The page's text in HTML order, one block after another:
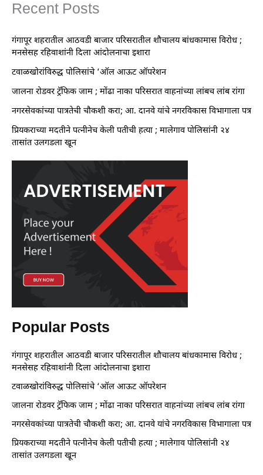
Recent Posts
गंगापूर शहरातील आठवडी बाजार परिसरातील शौचालय बांधकामास विरोध ;
मनसेसह रहिवाशांनी दिला आंदोलनाचा इशारा
टवाळखोरांविरुद्ध पोलिसांचे ‘ऑल आऊट ऑपरेशन
जालना रोडवर ट्रॅफिक जाम ; मोंढा नाका परिसरात वाहनांच्या लांबच लांब रांगा
नगरसेवकांच्या पात्रतेची चौकशी करा; आ. दानवे यांचे नगरविकास विभागाला पत्र
प्रियकराच्या मदतीने पत्नीनेच केली पतीची हत्या ; मालेगाव पोलिसांनी २४
तासांत उलगडला खून
Popular Posts
गंगापूर शहरातील आठवडी बाजार परिसरातील शौचालय बांधकामास विरोध ;
मनसेसह रहिवाशांनी दिला आंदोलनाचा इशारा
टवाळखोरांविरुद्ध पोलिसांचे ‘ऑल आऊट ऑपरेशन
जालना रोडवर ट्रॅफिक जाम ; मोंढा नाका परिसरात वाहनांच्या लांबच लांब रांगा
नगरसेवकांच्या पात्रतेची चौकशी करा; आ. दानवे यांचे नगरविकास विभागाला पत्र
प्रियकराच्या मदतीने पत्नीनेच केली पतीची हत्या ; मालेगाव पोलिसांनी २४
तासांत उलगडला खून